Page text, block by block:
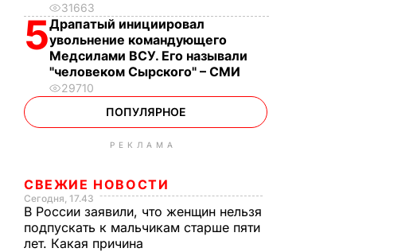
31663
5Драпатый инициировал
увольнение командующего
Медсилами ВСУ. Его называли
"человеком Сырского" – СМИ
29710
ПОПУЛЯРНОЕ
РЕКЛАМА
СВЕЖИЕ НОВОСТИ
Сегодня, 17.43
В России заявили, что женщин нельзя
подпускать к мальчикам старше пяти
лет. Какая причина